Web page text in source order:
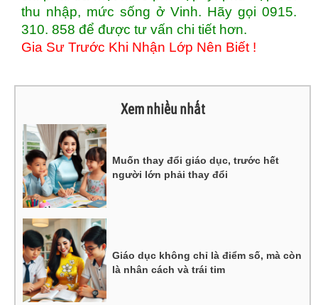
thu nhập, mức sống ở Vinh. Hãy gọi 0915.
310. 858 để được tư vấn chi tiết hơn.
Gia Sư Trước Khi Nhận Lớp Nên Biết !
Xem nhiều nhất
Muốn thay đổi giáo dục, trước hết
người lớn phải thay đổi
Giáo dục không chỉ là điểm số, mà còn
là nhân cách và trái tim